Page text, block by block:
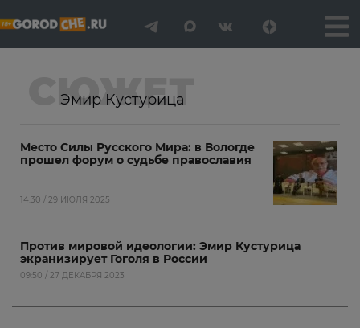
СЮЖЕТ
Эмир Кустурица
Место Силы Русского Мира: в Вологде
прошел форум о судьбе православия
14:30 / 29 ИЮЛЯ 2025
Против мировой идеологии: Эмир Кустурица
экранизирует Гоголя в России
09:50 / 27 ДЕКАБРЯ 2023